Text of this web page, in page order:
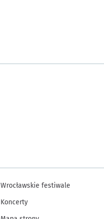
Wrocławskie festiwale
Koncerty